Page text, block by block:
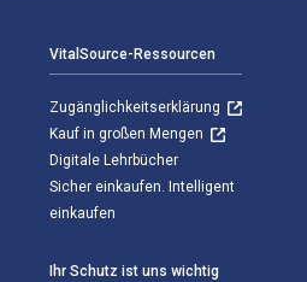
VitalSource-Ressourcen
Zugänglichkeitserklärung
Kauf in großen Mengen
Digitale Lehrbücher
Sicher einkaufen. Intelligent
einkaufen
Ihr Schutz ist uns wichtig